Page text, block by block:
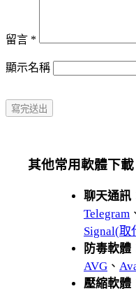
留言 *
顯示名稱
其他常用軟體下載
聊天通訊
Telegram
Signal(取
防毒軟體
AVG 、
壓縮軟體